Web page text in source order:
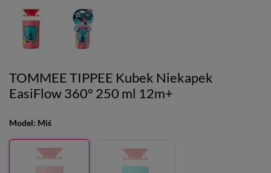
TOMMEE TIPPEE Kubek Niekapek
EasiFlow 360° 250 ml 12m+
Model: Miś